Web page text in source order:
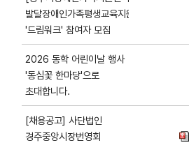
발달장애인가족평생교육지원사업
'드림워크' 참여자 모집
2026 동학 어린이날 행사
'동심꽃 한마당'으로
초대합니다.
[채용공고] 사단법인
경주중앙시장번영회